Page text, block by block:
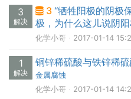
3
解决
3 “牺牲阳极的阴极
极，为什么这儿说阴阳
化学小哥
2017-01-14
1
解决
铜锌稀硫酸与铁锌稀
金属腐蚀
化学小哥
2017-01-14